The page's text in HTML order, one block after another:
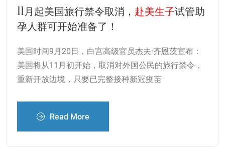
11月起美国旅行禁令取消， 赴美生子试管助
孕人群可开始准备了！
美国时间9月20日，白宫高级官员杰夫·齐恩茨宣布：
美国将从11月初开始，取消对外国公民的旅行禁令，
重新开放边境，只要已完整接种新冠疫苗
Read More